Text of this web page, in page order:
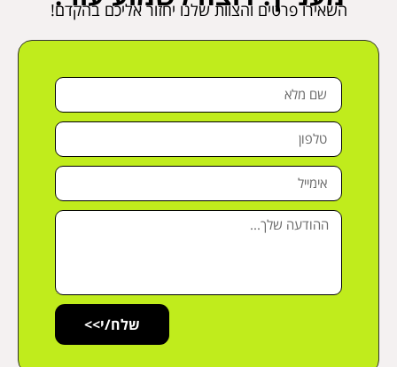
השאירו פרטים והצוות שלנו יחזור אליכם בהקדם!
שלח/י>>